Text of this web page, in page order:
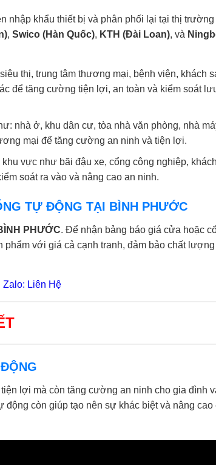
nhập khẩu thiết bị và phân phối lại tại thị trường
, Swico (Hàn Quốc), KTH (Đài Loan), và
thị, trung tâm thương mại, bệnh viện, khách
để tăng cường tiện lợi, an toàn và kiểm soát
nhà ở, khu dân cư, tòa nhà văn phòng, nhà
mại để tăng cường an ninh và tiện lợi.
vực như bãi đậu xe, cổng công nghiệp,
soát ra vào và nâng cao an ninh.
TỰ ĐỘNG TẠI BÌNH PHƯỚC
PHƯỚC. Để nhận bảng báo giá cửa hoặc
với giá cả cạnh tranh, đảm bảo chất lượng
Zalo: Liên Hệ
lợi mà còn tăng cường an ninh cho gia đình
còn giúp tạo nên sự khác biệt và nâng cao